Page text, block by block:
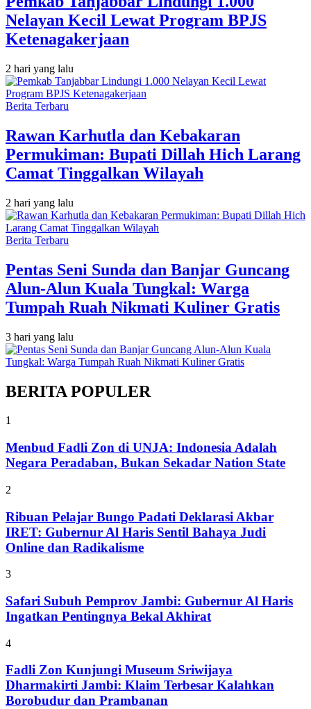
Nelayan Kecil Lewat Program BPJS
Ketenagakerjaan
2 hari yang lalu
Berita Terbaru
Rawan Karhutla dan Kebakaran
Permukiman: Bupati Dillah Hich Larang
Camat Tinggalkan Wilayah
2 hari yang lalu
Berita Terbaru
Pentas Seni Sunda dan Banjar Guncang
Alun-Alun Kuala Tungkal: Warga
Tumpah Ruah Nikmati Kuliner Gratis
3 hari yang lalu
BERITA POPULER
1
Menbud Fadli Zon di UNJA: Indonesia Adalah
Negara Peradaban, Bukan Sekadar Nation State
2
Ribuan Pelajar Bungo Padati Deklarasi Akbar
IRET: Gubernur Al Haris Sentil Bahaya Judi
Online dan Radikalisme
3
Safari Subuh Pemprov Jambi: Gubernur Al Haris
Ingatkan Pentingnya Bekal Akhirat
4
Fadli Zon Kunjungi Museum Sriwijaya
Dharmakirti Jambi: Klaim Terbesar Kalahkan
Borobudur dan Prambanan